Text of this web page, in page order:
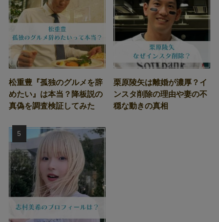
松重豊『孤独のグルメを辞
めたい』は本当？降板説の
真偽を調査検証してみた
栗原陵矢は離婚が濃厚？イ
ンスタ削除の理由や妻の不
穏な動きの真相